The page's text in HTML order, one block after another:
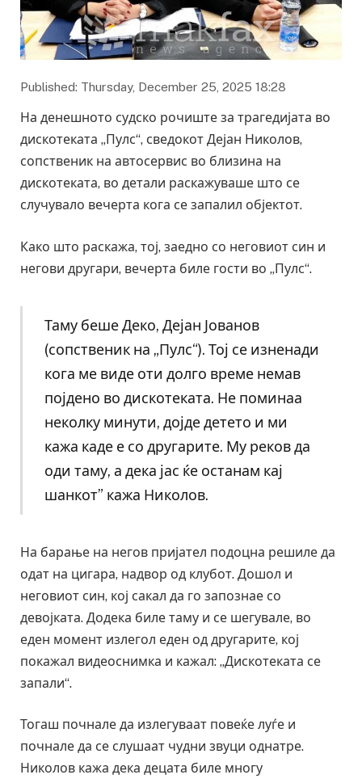
Published: Thursday, December 25, 2025 18:28
На денешното судско рочиште за трагедијата во
дискотеката „Пулс“, сведокот Дејан Николов,
сопственик на автосервис во близина на
дискотеката, во детали раскажуваше што се
случувало вечерта кога се запалил објектот.
Како што раскажа, тој, заедно со неговиот син и
негови другари, вечерта биле гости во „Пулс“.
Таму беше Деко, Дејан Јованов
(сопственик на „Пулс“). Тој се изненади
кога ме виде оти долго време немав
појдено во дискотеката. Не поминаа
неколку минути, дојде детето и ми
кажа каде е со другарите. Му реков да
оди таму, а дека јас ќе останам кај
шанкот” кажа Николов.
На барање на негов пријател подоцна решиле да
одат на цигара, надвор од клубот. Дошол и
неговиот син, кој сакал да го запознае со
девојката. Додека биле таму и се шегувале, во
еден момент излегол еден од другарите, кој
покажал видеоснимка и кажал: „Дискотеката се
запали“.
Тогаш почнале да излегуваат повеќе луѓе и
почнале да се слушаат чудни звуци однатре.
Николов кажа дека децата биле многу